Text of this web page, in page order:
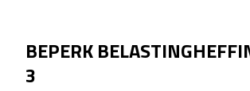
BEPERK
3